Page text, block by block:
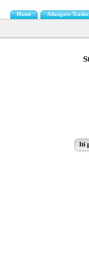
Home Adaugare
Iti